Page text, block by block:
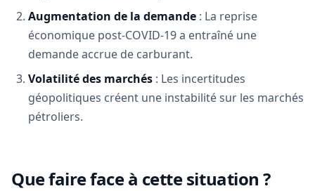
Augmentation de la demande : La reprise
économique post-COVID-19 a entraîné une
demande accrue de carburant.
Volatilité des marchés : Les incertitudes
géopolitiques créent une instabilité sur les marchés
pétroliers.
Que faire face à cette situation ?